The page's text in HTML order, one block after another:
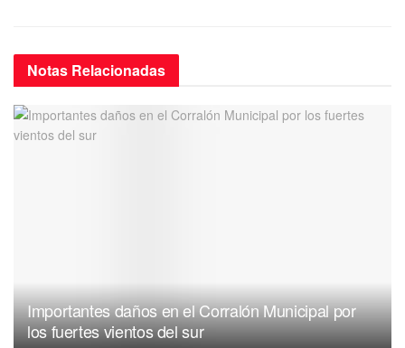
Notas Relacionadas
Importantes daños en el Corralón Municipal por
los fuertes vientos del sur